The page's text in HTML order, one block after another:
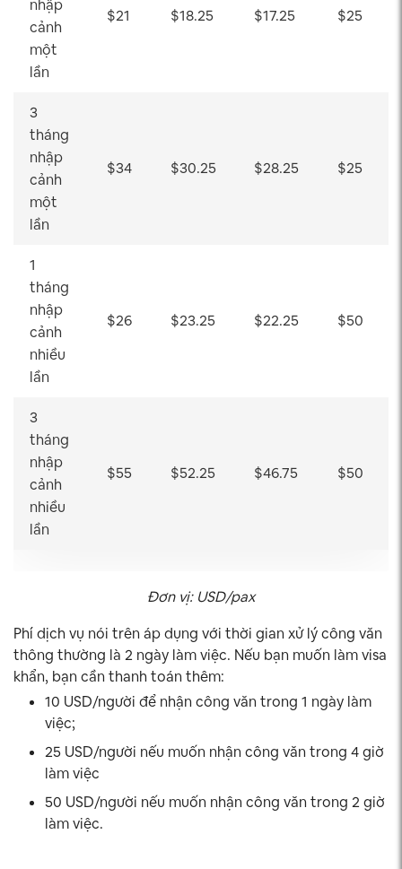
nhập
cảnh
một
lần
$21 $18.25 $17.25 $25
3
tháng
nhập
cảnh
một
lần
$34 $30.25 $28.25 $25
1
tháng
nhập
cảnh
nhiều
lần
$26 $23.25 $22.25 $50
3
tháng
nhập
cảnh
nhiều
lần
$55 $52.25 $46.75 $50
Đơn vị: USD/pax
Phí dịch vụ nói trên áp dụng với thời gian xử lý công văn
thông thường là 2 ngày làm việc. Nếu bạn muốn làm visa
khẩn, bạn cần thanh toán thêm:
10 USD/người để nhận công văn trong 1 ngày làm
việc;
25 USD/người nếu muốn nhận công văn trong 4 giờ
làm việc
50 USD/người nếu muốn nhận công văn trong 2 giờ
làm việc.